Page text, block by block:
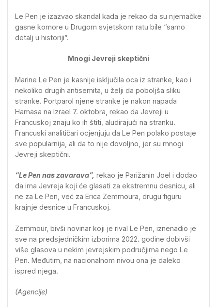
Le Pen je izazvao skandal kada je rekao da su njemačke
gasne komore u Drugom svjetskom ratu bile “samo
detalj u historiji”.
Mnogi Jevreji skeptični
Marine Le Pen je kasnije isključila oca iz stranke, kao i
nekoliko drugih antisemita, u želji da poboljša sliku
stranke. Portparol njene stranke je nakon napada
Hamasa na Izrael 7. oktobra, rekao da Jevreji u
Francuskoj znaju ko ih štiti, aludirajući na stranku.
Francuski analitičari ocjenjuju da Le Pen polako postaje
sve popularnija, ali da to nije dovoljno, jer su mnogi
Jevreji skeptični.
“Le Pen nas zavarava”, rekao je Parižanin Joel i dodao
da ima Jevreja koji će glasati za ekstremnu desnicu, ali
ne za Le Pen, već za Erica Zemmoura, drugu figuru
krajnje desnice u Francuskoj.
Zemmour, bivši novinar koji je rival Le Pen, iznenadio je
sve na predsjedničkim izborima 2022. godine dobivši
više glasova u nekim jevrejskim područjima nego Le
Pen. Međutim, na nacionalnom nivou ona je daleko
ispred njega.
(Agencije)